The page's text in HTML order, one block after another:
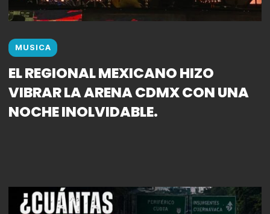
MUSICA
EL REGIONAL MEXICANO HIZO
VIBRAR LA ARENA CDMX CON UNA
NOCHE INOLVIDABLE.